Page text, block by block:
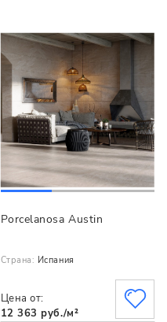
Porcelanosa Austin
Страна: Испания
Цена от:
12 363 руб./м²